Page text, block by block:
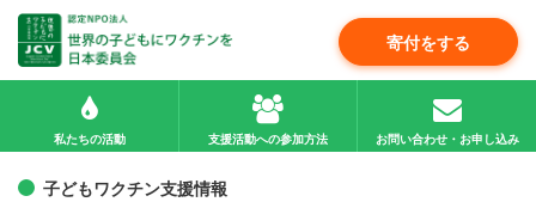
寄付をする
私たちの活動 支援活動への参加方法 お問い合わせ・お申し込み
子どもワクチン支援情報